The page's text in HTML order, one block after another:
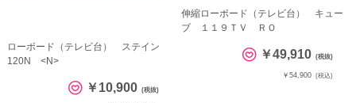
ローボード（テレビ台） ステイン
120N <N>
￥10,900 (税抜)
伸縮ローボード（テレビ台） キュー
ブ １１９ＴＶ ＲＯ
￥49,910 (税抜)
￥54,900 (税込)